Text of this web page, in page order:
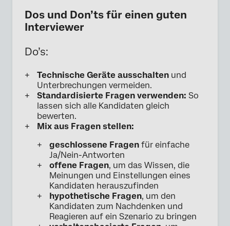
Dos und Don’ts für einen guten
Interviewer
Do’s:
Technische Geräte ausschalten und
Unterbrechungen vermeiden.
Standardisierte Fragen verwenden: So
lassen sich alle Kandidaten gleich
bewerten.
Mix aus Fragen stellen:
geschlossene Fragen für einfache
Ja/Nein-Antworten
offene Fragen, um das Wissen, die
Meinungen und Einstellungen eines
Kandidaten herauszufinden
hypothetische Fragen, um den
Kandidaten zum Nachdenken und
Reagieren auf ein Szenario zu bringen